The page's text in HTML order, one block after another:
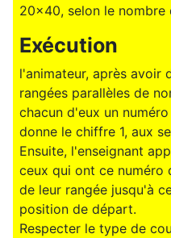
20x40, selon le
Exécution
l'animateur, après avoir
rangées parallèles de
chacun d'eux un
donne le chiffre 1, aux
Ensuite, l'enseignant
ceux qui ont ce
de leur rangée jusqu'à
position de départ.
Respecter le type de